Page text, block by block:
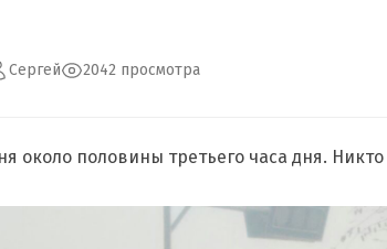
Сергей 2042 просмотра
около половины третьего часа дня.